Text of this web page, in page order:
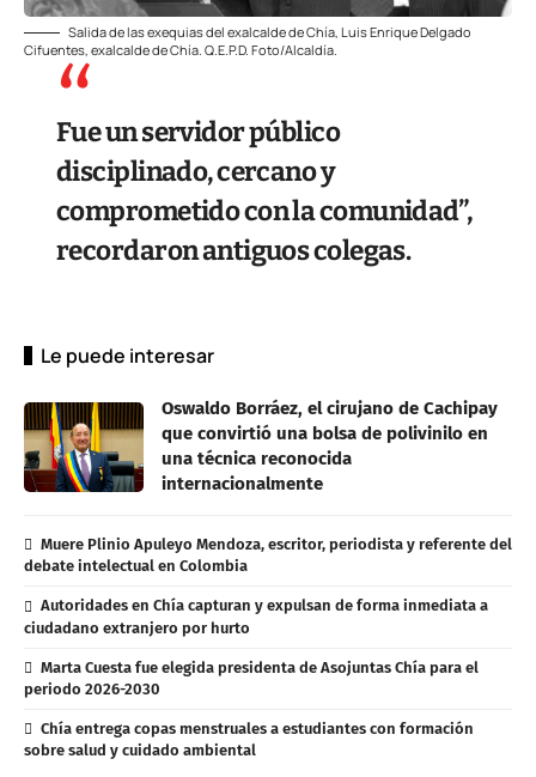
Salida de las exequias del exalcalde de Chía, Luis Enrique Delgado
Cifuentes, exalcalde de Chía. Q.E.P.D. Foto/Alcaldía.
Fue un servidor público
disciplinado, cercano y
comprometido con la comunidad”,
recordaron antiguos colegas.
Le puede interesar
Oswaldo Borráez, el cirujano de Cachipay
que convirtió una bolsa de polivinilo en
una técnica reconocida
internacionalmente
Muere Plinio Apuleyo Mendoza, escritor, periodista y referente del
debate intelectual en Colombia
Autoridades en Chía capturan y expulsan de forma inmediata a
ciudadano extranjero por hurto
Marta Cuesta fue elegida presidenta de Asojuntas Chía para el
periodo 2026-2030
Chía entrega copas menstruales a estudiantes con formación
sobre salud y cuidado ambiental